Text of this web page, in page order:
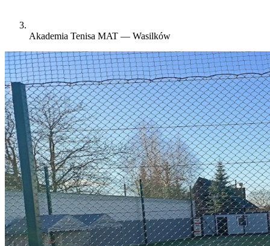
Akademia Tenisa MAT — Wasilków